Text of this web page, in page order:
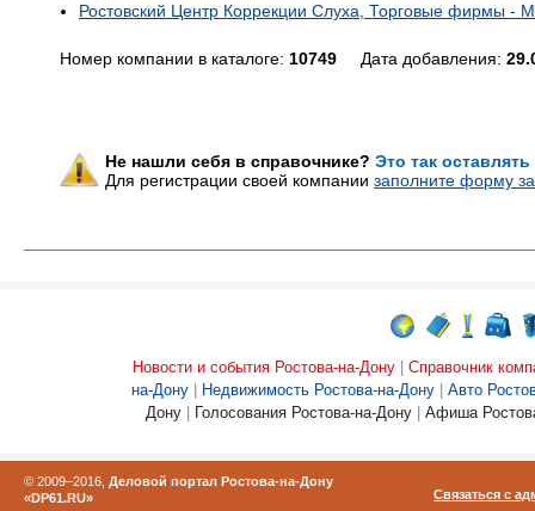
Ростовский Центр Коррекции Слуха, Торговые фирмы -
Номер компании в каталоге: 10749 Дата добавления:
Не нашли себя в справочнике? Это так
Для регистрации своей компании заполните форму
Новости и события Ростова-на-Дону
Справочник
на-Дону
Недвижимость Ростова-на-Дону
Авто
Дону
Голосования Ростова-на-Дону Афиша
© 2009–2016, Деловой портал Ростова-на-Дону
«DP61.RU»
Связаться с